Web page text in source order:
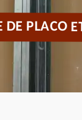
DE PLACO